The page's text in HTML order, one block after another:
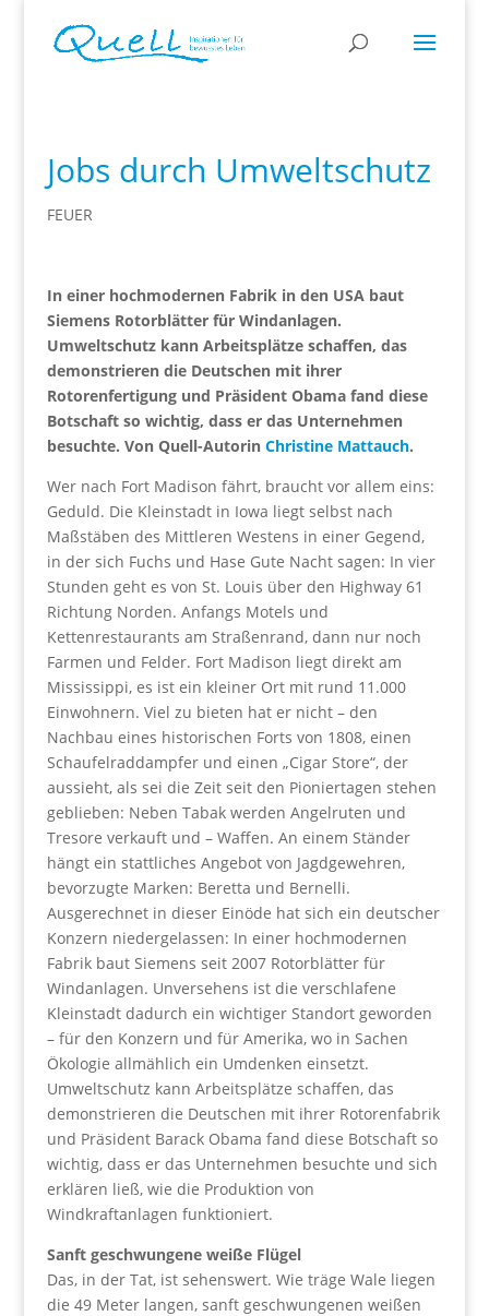
Jobs durch Umweltschutz
FEUER
In einer hochmodernen Fabrik in den USA baut
Siemens Rotorblätter für Windanlagen.
Umweltschutz kann Arbeitsplätze schaffen, das
demonstrieren die Deutschen mit ihrer
Rotorenfertigung und Präsident Obama fand diese
Botschaft so wichtig, dass er das Unternehmen
besuchte. Von Quell-AutorinChristine Mattauch.
Wer nach Fort Madison fährt, braucht vor allem eins:
Geduld. Die Kleinstadt in Iowa liegt selbst nach
Maßstäben des Mittleren Westens in einer Gegend,
in der sich Fuchs und Hase Gute Nacht sagen: In vier
Stunden geht es von St. Louis über den Highway 61
Richtung Norden. Anfangs Motels und
Kettenrestaurants am Straßenrand, dann nur noch
Farmen und Felder. Fort Madison liegt direkt am
Mississippi, es ist ein kleiner Ort mit rund 11.000
Einwohnern. Viel zu bieten hat er nicht – den
Nachbau eines historischen Forts von 1808, einen
Schaufelraddampfer und einen „Cigar Store“, der
aussieht, als sei die Zeit seit den Pioniertagen stehen
geblieben: Neben Tabak werden Angelruten und
Tresore verkauft und – Waffen. An einem Ständer
hängt ein stattliches Angebot von Jagdgewehren,
bevorzugte Marken: Beretta und Bernelli.
Ausgerechnet in dieser Einöde hat sich ein deutscher
Konzern niedergelassen: In einer hochmodernen
Fabrik baut Siemens seit 2007 Rotorblätter für
Windanlagen. Unversehens ist die verschlafene
Kleinstadt dadurch ein wichtiger Standort geworden
– für den Konzern und für Amerika, wo in Sachen
Ökologie allmählich ein Umdenken einsetzt.
Umweltschutz kann Arbeitsplätze schaffen, das
demonstrieren die Deutschen mit ihrer Rotorenfabrik
und Präsident Barack Obama fand diese Botschaft so
wichtig, dass er das Unternehmen besuchte und sich
erklären ließ, wie die Produktion von
Windkraftanlagen funktioniert.
Sanft geschwungene weiße Flügel
Das, in der Tat, ist sehenswert. Wie träge Wale liegen
die 49 Meter langen, sanft geschwungenen weißen